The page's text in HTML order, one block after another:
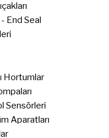
End Seal
Hortumlar
Sensörleri
Aparatları